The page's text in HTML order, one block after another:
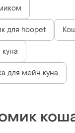
для hoopet
для мейн куна